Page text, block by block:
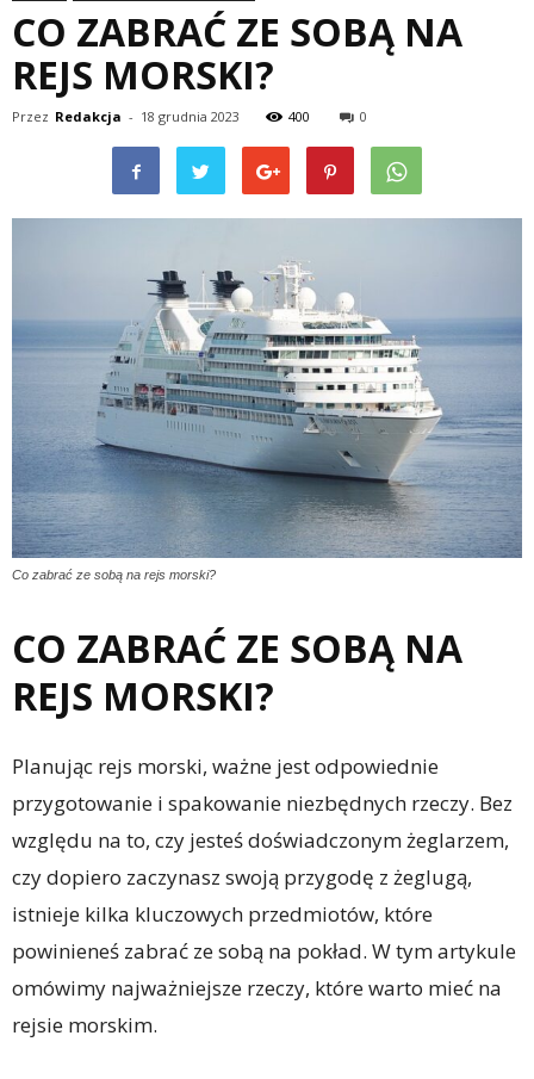
CO ZABRAĆ ZE SOBĄ NA
REJS MORSKI?
Przez Redakcja - 18 grudnia 2023 400 0
Co zabrać ze sobą na rejs morski?
CO ZABRAĆ ZE SOBĄ NA
REJS MORSKI?
Planując rejs morski, ważne jest odpowiednie
przygotowanie i spakowanie niezbędnych rzeczy. Bez
względu na to, czy jesteś doświadczonym żeglarzem,
czy dopiero zaczynasz swoją przygodę z żeglugą,
istnieje kilka kluczowych przedmiotów, które
powinieneś zabrać ze sobą na pokład. W tym artykule
omówimy najważniejsze rzeczy, które warto mieć na
rejsie morskim.